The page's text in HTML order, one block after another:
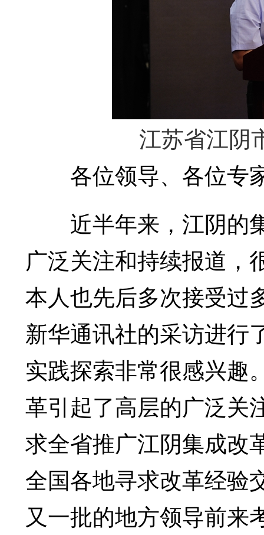
江苏省江
各位领导、各位专
近半年来，江阴的
广泛关注和持续报道，
本人也先后多次接受过
新华通讯社的采访进行
实践探索非常很感兴趣
革引起了高层的广泛关
求全省推广江阴集成改
全国各地寻求改革经验
又一批的地方领导前来